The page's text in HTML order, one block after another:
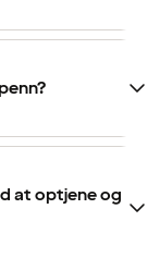
at optjene og